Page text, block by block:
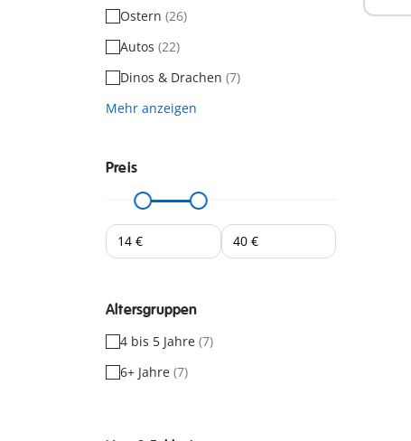
Ostern (26)
Autos (22)
Dinos & Drachen (7)
Mehr anzeigen
Preis
Altersgruppen
4 bis 5 Jahre (7)
6+ Jahre (7)